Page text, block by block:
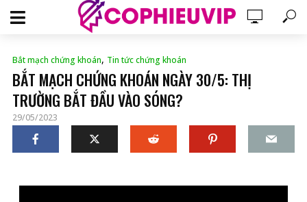
Bắt mạch chứng khoán, Tin tức chứng khoán
BẮT MẠCH CHỨNG KHOÁN NGÀY 30/5: THỊ
TRƯỜNG BẮT ĐẦU VÀO SÓNG?
29/05/2023